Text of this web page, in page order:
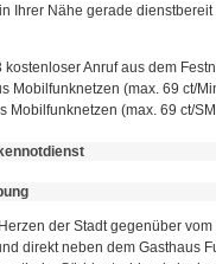
Ihrer Nähe gerade
Anruf aus dem
Mobilfunknetzen (max. 69 ct/
Mobilfunknetzen (max. 69 ct/
der Stadt gegenüber
direkt neben dem Gasthaus